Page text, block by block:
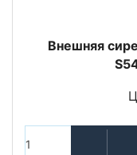
Внешняя